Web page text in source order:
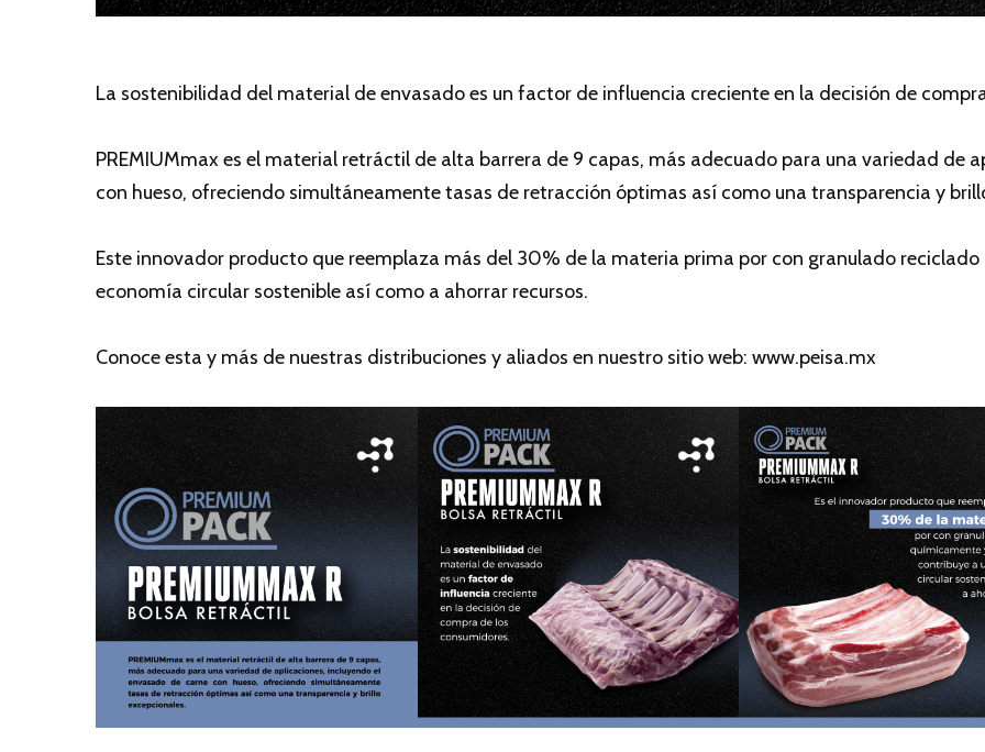
La sostenibilidad del material de envasado es un factor de influencia creciente en la decisión de
PREMIUMmax es el material retráctil de alta barrera de 9 capas, más adecuado para una variedad de
con hueso, ofreciendo simultáneamente tasas de retracción óptimas así como una transparencia y
Este innovador producto que reemplaza más del 30% de la materia prima por con granulado
economía circular sostenible así como a ahorrar recursos.
Conoce esta y más de nuestras distribuciones y aliados en nuestro sitio web: www.peisa.mx